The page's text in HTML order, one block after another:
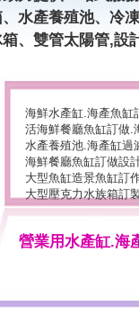
水產養殖池、冷
、雙管太陽管,設
海鮮水產缸.海產魚缸
活海鮮餐廳魚缸訂做.
水產養殖池.海產缸過
海鮮餐廳魚缸訂做設
大型魚缸造景魚缸訂
大型壓克力水族箱訂
營業用水產缸.海